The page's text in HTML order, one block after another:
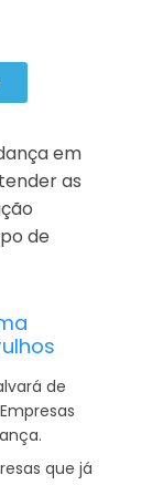
em
as
de
de
que já